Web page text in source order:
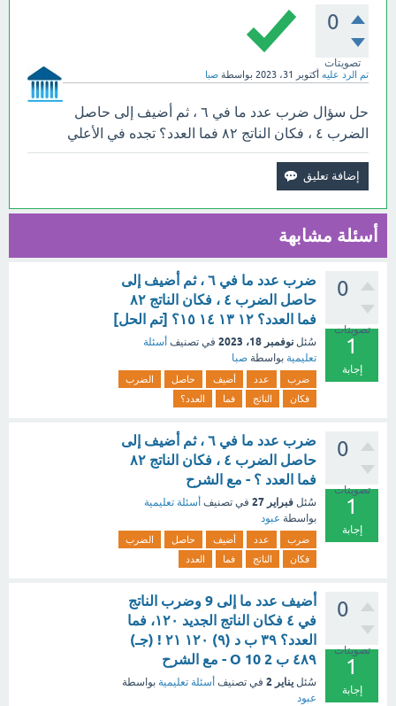
0
تصويتات
تم الرد عليه أكتوبر 31، 2023 بواسطة صبا
حل سؤال ضرب عدد ما في ٦ ، ثم أضيف إلى حاصل
الضرب ٤ ، فكان الناتج ٨٢ فما العدد؟ تجده في الأعلي
أسئلة مشابهة
0
تصويتات
1
إجابة
ضرب عدد ما في ٦ ، ثم أضيف إلى
حاصل الضرب ٤ ، فكان الناتج ٨٢
فما العدد؟ ١٢ ١٣ ١٤ ١٥؟ [تم الحل]
سُئل نوفمبر 18، 2023 في تصنيف أسئلة
تعليمية بواسطة صبا
ضرب عدد أضيف حاصل
الضرب
فكان
الناتج فما العدد؟
0
تصويتات
1
إجابة
ضرب عدد ما في ٦ ، ثم أضيف إلى
حاصل الضرب ٤ ، فكان الناتج ٨٢
فما العدد ؟ - مع الشرح
سُئل فبراير 27 في تصنيف أسئلة تعليمية
بواسطة عبود
ضرب عدد أضيف حاصل
الضرب
فكان
الناتج فما العدد
0
تصويتات
1
إجابة
أضيف عدد ما إلى 9 وضرب الناتج
في ٤ فكان الناتج الجديد ١٢٠، فما
العدد؟ ۳۹ ب د (۹) ۱۲۰ ۲۱ ! (جـ)
٤٨٩ ب 2 O 10 - مع الشرح
سُئل يناير 2 في تصنيف أسئلة تعليمية بواسطة
عبود